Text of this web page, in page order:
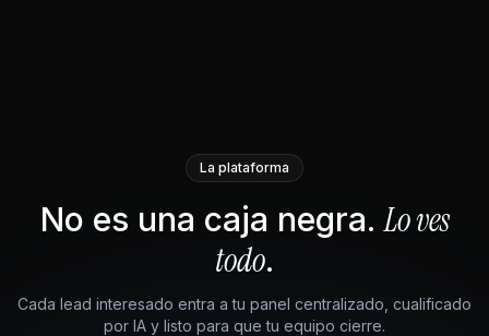
La plataforma
No es una caja negra. Lo ves
todo.
Cada lead interesado entra a tu panel centralizado, cualificado
por IA y listo para que tu equipo cierre.